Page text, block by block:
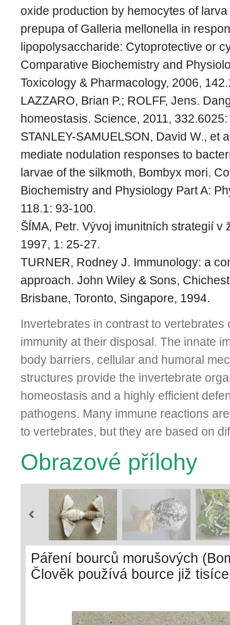
oxide production by hemocytes of
prepupa of Galleria mellonella in
lipopolysaccharide: Cytoprotective or
Comparative Biochemistry and
Toxicology & Pharmacology, 2006,
LAZZARO, Brian P.; ROLFF, Jens.
homeostasis. Science, 2011,
STANLEY-SAMUELSON, David W., et
mediate nodulation responses to
larvae of the silkmoth, Bombyx mori.
Biochemistry and Physiology Part A:
118.1: 93-100.
ŠÍMA, Petr. Vývoj imunitních strategií v
1997, 1: 25-27.
TURNER, Rodney J. Immunology: a
approach. John Wiley & Sons,
Brisbane, Toronto, Singapore, 1994.
Invertebrates in contrast to vertebrates
immunity at their disposal. The innate
body barriers, cellular and humoral
structures provide the invertebrate
homeostasis and a highly efficient
pathogens. Many immune reactions
to vertebrates, but they are based on
Obrazové přílohy
Páření bourců morušových
Člověk používá bource již